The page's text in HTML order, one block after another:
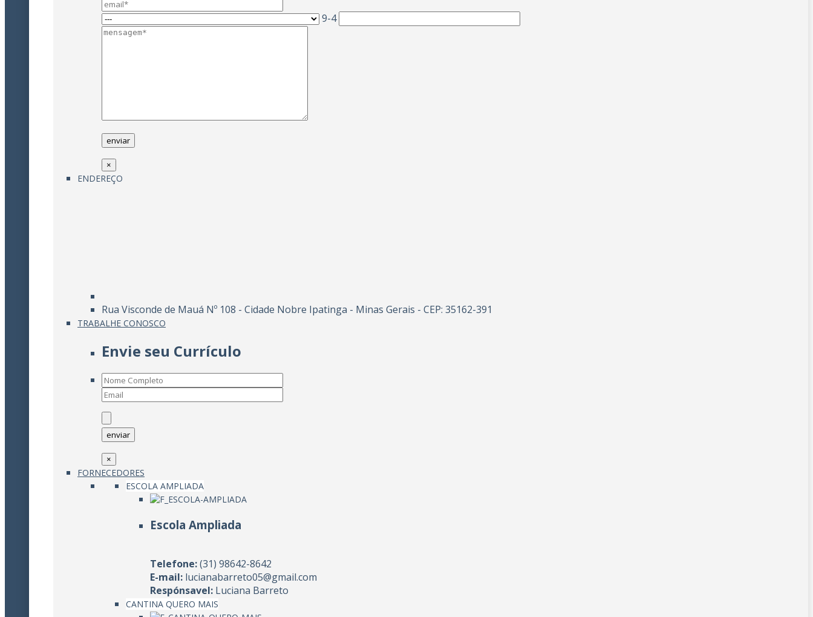
9-4
×
ENDEREÇO
Rua Visconde de Mauá Nº 108 - Cidade Nobre Ipatinga - Minas Gerais - CEP: 35162-391
TRABALHE CONOSCO
Envie seu Currículo
×
FORNECEDORES
ESCOLA AMPLIADA
Escola Ampliada
Telefone:(31) 98642-8642
E-mail: lucianabarreto05@gmail.com
Respónsavel: Luciana Barreto
CANTINA QUERO MAIS